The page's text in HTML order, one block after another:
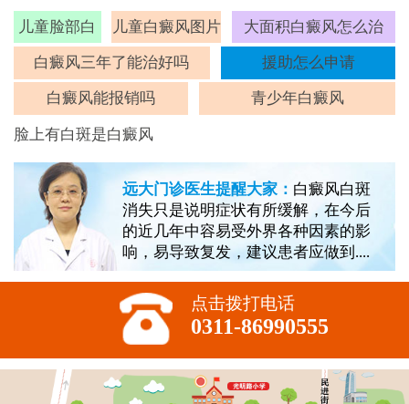
儿童脸部白
斑
儿童白癜风图片 大面积白癜风怎么治
白癜风三年了能治好吗 援助怎么申请
白癜风能报销吗 青少年白癜风
脸上有白斑是白癜风
远大门诊医生提醒大家： 白癜风白斑
消失只是说明症状有所缓解，在今后
的近几年中容易受外界各种因素的影
响，易导致复发，建议患者应做到....
点击拨打电话
0311-86990555